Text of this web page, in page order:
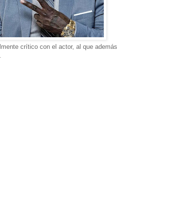
crítico con el actor, al que además